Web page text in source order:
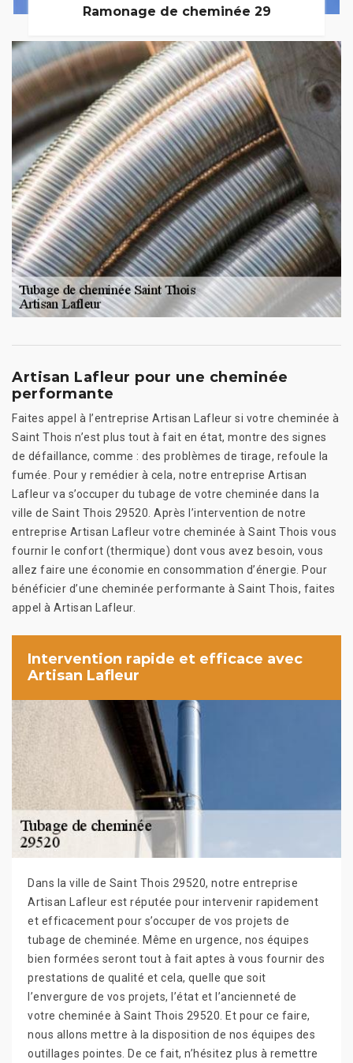
Ramonage de cheminée 29
Artisan Lafleur pour une cheminée
performante
Faites appel à l’entreprise Artisan Lafleur si votre cheminée à
Saint Thois n’est plus tout à fait en état, montre des signes
de défaillance, comme : des problèmes de tirage, refoule la
fumée. Pour y remédier à cela, notre entreprise Artisan
Lafleur va s’occuper du tubage de votre cheminée dans la
ville de Saint Thois 29520. Après l’intervention de notre
entreprise Artisan Lafleur votre cheminée à Saint Thois vous
fournir le confort (thermique) dont vous avez besoin, vous
allez faire une économie en consommation d’énergie. Pour
bénéficier d’une cheminée performante à Saint Thois, faites
appel à Artisan Lafleur.
Intervention rapide et efficace avec
Artisan Lafleur
Dans la ville de Saint Thois 29520, notre entreprise
Artisan Lafleur est réputée pour intervenir rapidement
et efficacement pour s’occuper de vos projets de
tubage de cheminée. Même en urgence, nos équipes
bien formées seront tout à fait aptes à vous fournir des
prestations de qualité et cela, quelle que soit
l’envergure de vos projets, l’état et l’ancienneté de
votre cheminée à Saint Thois 29520. Et pour ce faire,
nous allons mettre à la disposition de nos équipes des
outillages pointes. De ce fait, n’hésitez plus à remettre